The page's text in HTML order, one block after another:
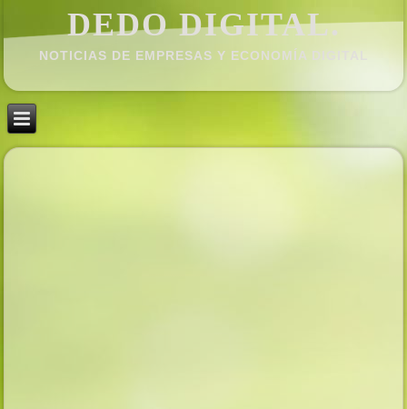
DEDO DIGITAL.
NOTICIAS DE EMPRESAS Y ECONOMÍ­A DIGITAL